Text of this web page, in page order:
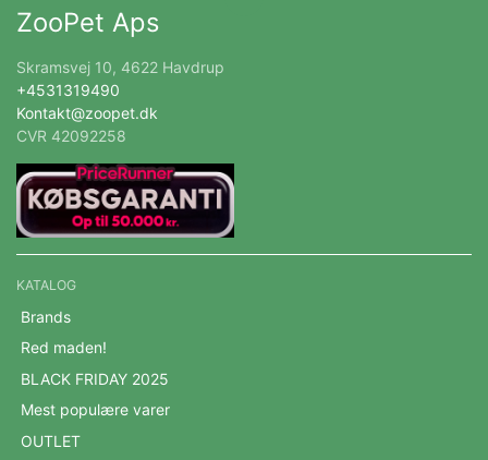
ZooPet Aps
Skramsvej 10, 4622 Havdrup
+4531319490
Kontakt@zoopet.dk
CVR 42092258
KATALOG
Brands
Red maden!
BLACK FRIDAY 2025
Mest populære varer
OUTLET